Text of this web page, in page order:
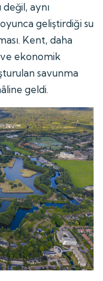
değil, aynı
geliştirdiği su
Kent, daha
ekonomik
savunma
geldi.